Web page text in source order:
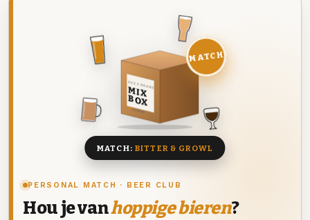
PERSONAL MATCH · BEER CLUB
Hou je vanhoppige bieren?
DEZE MAAND
MIX
BOX
8 BIEREN
MATCH
MATCH: BITTER & GROWL